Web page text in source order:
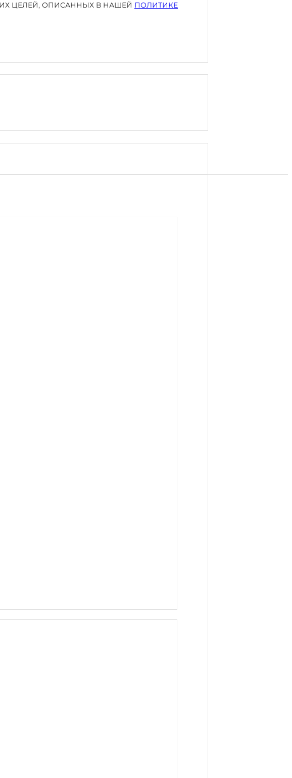
ЦЕЛЕЙ, ОПИСАННЫХ В НАШЕЙ ПОЛИТИКЕ